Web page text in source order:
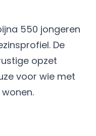
550 jongeren
De
opzet
voor wie met